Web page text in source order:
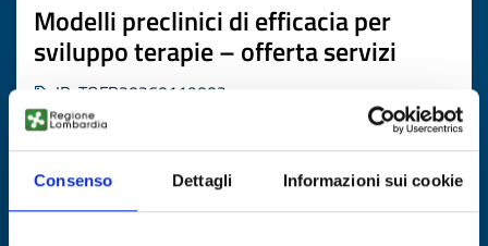
Consenso Dettagli Informazioni sui cookie
Modelli preclinici di efficacia per
sviluppo terapie – offerta servizi
ID: TOFR20260119002
DISCOVER MORE →